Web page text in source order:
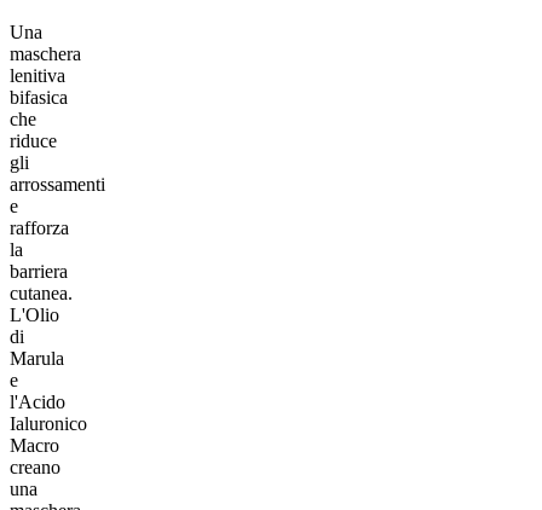
Una
maschera
lenitiva
bifasica
che
riduce
gli
arrossamenti
e
rafforza
la
barriera
cutanea.
L'Olio
di
Marula
e
l'Acido
Ialuronico
Macro
creano
una